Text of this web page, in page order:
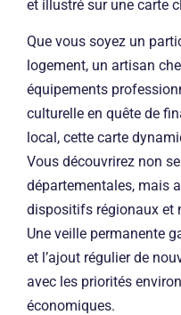
et illustré sur une carte
Que vous soyez un
logement, un artisan
équipements
culturelle en quête de
local, cette carte
Vous découvrirez non
départementales, mais
dispositifs régionaux et
Une veille permanente
et l’ajout régulier de
avec les priorités
économiques.